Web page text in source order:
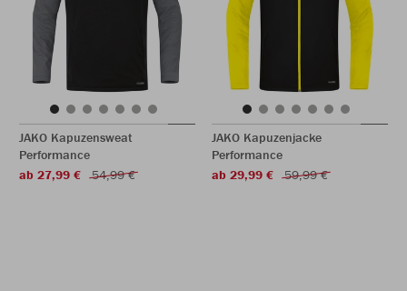
JAKO Kapuzensweat
Performance
ab 27,99 €
54,99 €
JAKO Kapuzenjacke
Performance
ab 29,99 €
59,99 €